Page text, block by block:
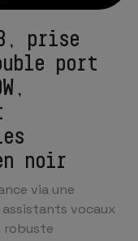
B, prise
port
noir
via une
vocaux
robuste